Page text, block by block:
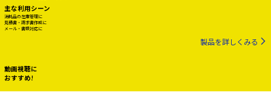
主な利用シーン
消耗品の在庫管理に
見積書・請求書作成に
メール・書類対応に
製品を詳しくみる
動画視聴に
おすすめ!